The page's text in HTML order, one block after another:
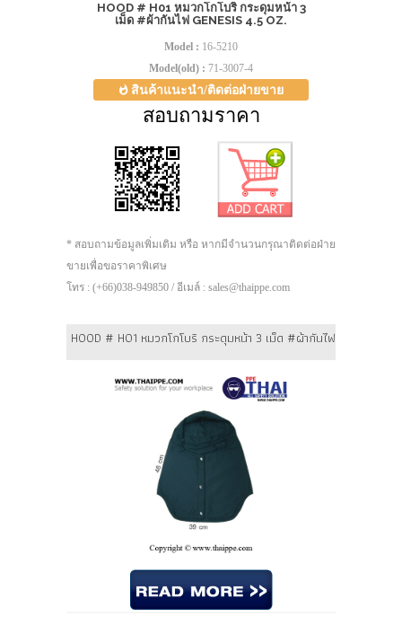
HOOD # H01 หมวกโกโบริ กระดุมหน้า 3
เม็ด #ผ้ากันไฟ GENESIS 4.5 OZ.
Model : 16-5210
Model(old) : 71-3007-4
สินค้าแนะนำ/ติดต่อฝ่ายขาย
สอบถามราคา
* สอบถามข้อมูลเพิ่มเติม หรือ หากมีจำนวนกรุณาติดต่อฝ่าย
ขายเพื่อขอราคาพิเศษ
โทร : (+66)038-949850 / อีเมล์ : sales@thaippe.com
HOOD # H01 หมวกโกโบริ กระดุมหน้า 3 เม็ด #ผ้ากันไฟ Genesis 6